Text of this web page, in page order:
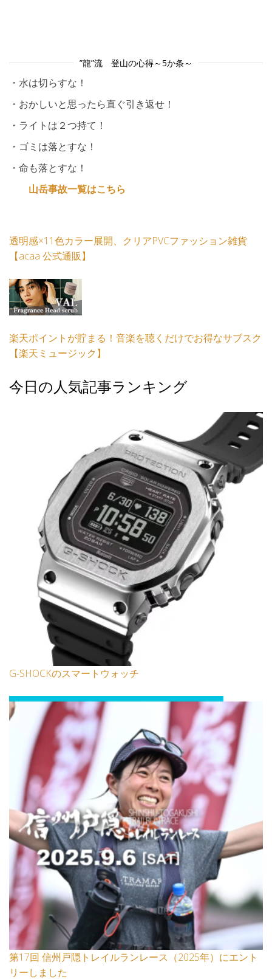
”龍”流 登山の心得～5か条～
・水は切らすな！
・おかしいと思ったら直ぐ引き返せ！
・ライトは２つ持て！
・ゴミは落とすな！
・命も落とすな！
山岳事故一覧はこちら
透明感×11色カラー展開、クリアPVCファッション雑貨
【acaa 公式通販】
楽天ポイントが貯まる！音楽を聴くだけでお得なサブスク
【楽天ミュージック】
今日の人気記事ランキング
G-SHOCKのスマートウォッチ
第17回 信州戸隠トレイルランレース（2025年）にエント
リーしました